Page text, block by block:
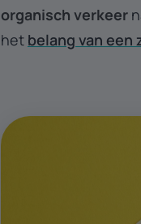
organisch verkeer
het belang van een